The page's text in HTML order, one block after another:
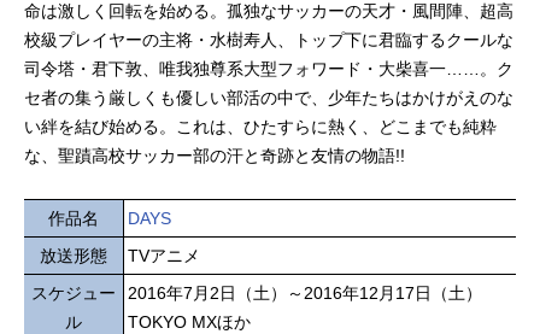
命は激しく回転を始める。孤独なサッカーの天才・風間陣、超高
校級プレイヤーの主将・水樹寿人、トップ下に君臨するクールな
司令塔・君下敦、唯我独尊系大型フォワード・大柴喜一……。ク
セ者の集う厳しくも優しい部活の中で、少年たちはかけがえのな
い絆を結び始める。これは、ひたすらに熱く、どこまでも純粋
な、聖蹟高校サッカー部の汗と奇跡と友情の物語!!
作品名
DAYS
放送形態
TVアニメ
スケジュー
ル
2016年7月2日（土）～2016年12月17日（土）
TOKYO MXほか